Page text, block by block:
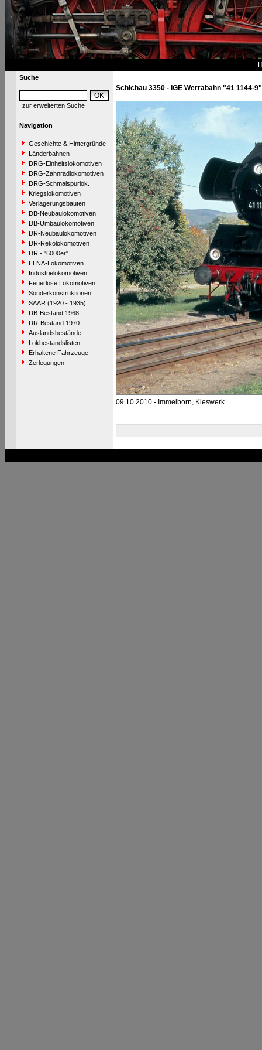
Suche
zur erweiterten Suche
Navigation
Geschichte & Hintergründe
Länderbahnen
DRG-Einheitslokomotiven
DRG-Zahnradlokomotiven
DRG-Schmalspurlok.
Kriegslokomotiven
Verlagerungsbauten
DB-Neubaulokomotiven
DB-Umbaulokomotiven
DR-Neubaulokomotiven
DR-Rekolokomotiven
DR - "6000er"
ELNA-Lokomotiven
Industrielokomotiven
Feuerlose Lokomotiven
Sonderkonstruktionen
SAAR (1920 - 1935)
DB-Bestand 1968
DR-Bestand 1970
Auslandsbestände
Lokbestandslisten
Erhaltene Fahrzeuge
Zerlegungen
Schichau 3350 - IGE Werrabahn "41 1144-9"
09.10.2010 - Immelborn, Kieswerk